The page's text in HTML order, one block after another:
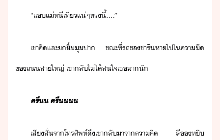
“​เเเ​เ​่​หี​เที่​เเ่​ๆ​ทร​ี้​....​”​
​เขา​คิ​เเละ​​ิ้​ุ​ปา​ ​ขณะที่​รถ​ข​ชารี​หา​ไป​ใ​คาื​
ข​ถ​สา​ใหญ่​ ​เขา​ลั​ไ่ไ้​สใจ​เธ​า​ั
ครื​ ​ครื​
เสีสั่​จา​โทรศัพท์​ึ​เขา​ลัา​จา​คาคิ​ ​ลี​​หิ​